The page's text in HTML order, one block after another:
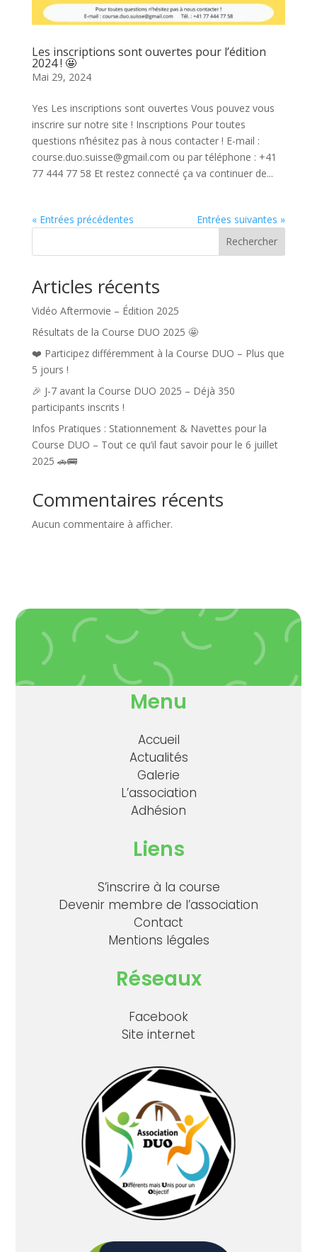
Les inscriptions sont ouvertes pour l’édition
2024 ! 🤩
Mai 29, 2024
Yes Les inscriptions sont ouvertes Vous pouvez vous
inscrire sur notre site ! Inscriptions Pour toutes
questions n’hésitez pas à nous contacter ! E-mail :
course.duo.suisse@gmail.com ou par téléphone : +41
77 444 77 58 Et restez connecté ça va continuer de...
« Entrées précédentes
Entrées suivantes »
Rechercher
Articles récents
Vidéo Aftermovie – Édition 2025
Résultats de la Course DUO 2025 🤩
❤️ Participez différemment à la Course DUO – Plus que
5 jours !
🎉 J-7 avant la Course DUO 2025 – Déjà 350
participants inscrits !
Infos Pratiques : Stationnement & Navettes pour la
Course DUO – Tout ce qu’il faut savoir pour le 6 juillet
2025 🚗🚌
Commentaires récents
Aucun commentaire à afficher.
Menu
Accueil
Actualités
Galerie
L’association
Adhésion
Liens
S’inscrire à la course
Devenir membre de l’association
Contact
Mentions légales
Réseaux
Facebook
Site internet